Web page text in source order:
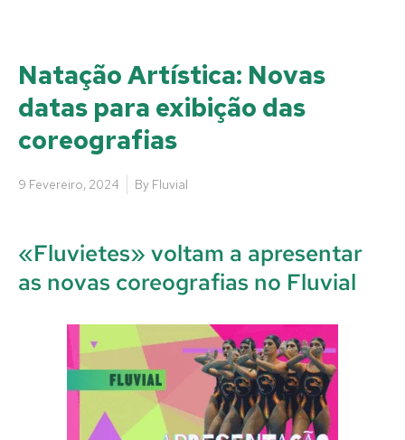
Natação Artística: Novas
datas para exibição das
coreografias
9 Fevereiro, 2024 By Fluvial
«Fluvietes» voltam a apresentar
as novas coreografias no Fluvial